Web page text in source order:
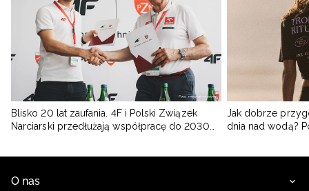
Blisko 20 lat zaufania. 4F i Polski Związek
Narciarski przedłużają współpracę do 2030
Jak dobrze
dnia nad wodą?
O nas